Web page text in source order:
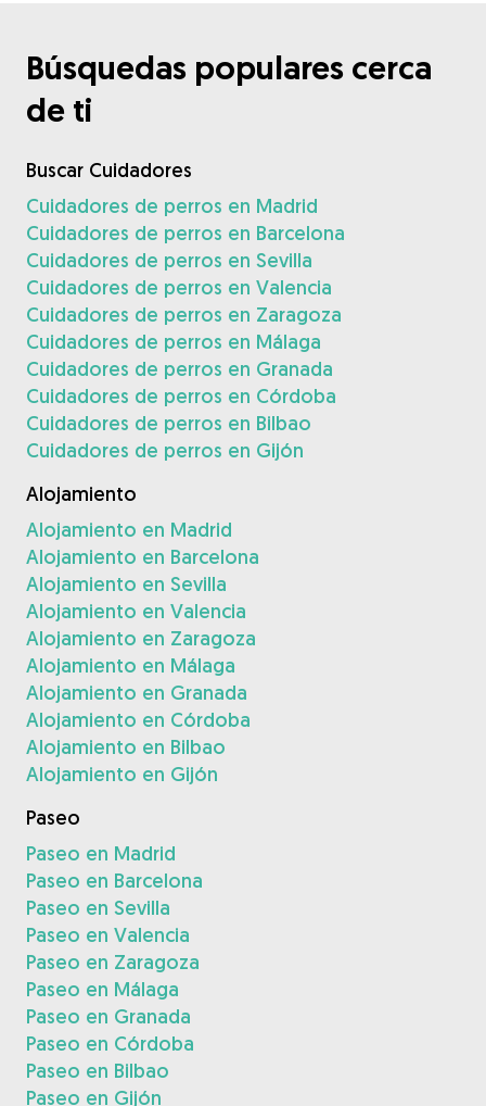
Búsquedas populares cerca
de ti
Buscar Cuidadores
Cuidadores de perros en Madrid
Cuidadores de perros en Barcelona
Cuidadores de perros en Sevilla
Cuidadores de perros en Valencia
Cuidadores de perros en Zaragoza
Cuidadores de perros en Málaga
Cuidadores de perros en Granada
Cuidadores de perros en Córdoba
Cuidadores de perros en Bilbao
Cuidadores de perros en Gijón
Alojamiento
Alojamiento en Madrid
Alojamiento en Barcelona
Alojamiento en Sevilla
Alojamiento en Valencia
Alojamiento en Zaragoza
Alojamiento en Málaga
Alojamiento en Granada
Alojamiento en Córdoba
Alojamiento en Bilbao
Alojamiento en Gijón
Paseo
Paseo en Madrid
Paseo en Barcelona
Paseo en Sevilla
Paseo en Valencia
Paseo en Zaragoza
Paseo en Málaga
Paseo en Granada
Paseo en Córdoba
Paseo en Bilbao
Paseo en Gijón